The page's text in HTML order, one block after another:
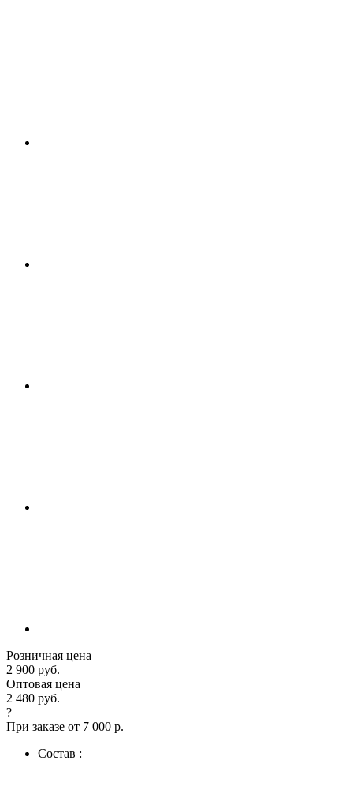
Розничная цена
2 900 руб.
Оптовая цена
2 480 руб.
?
При заказе от 7 000 р.
Состав :